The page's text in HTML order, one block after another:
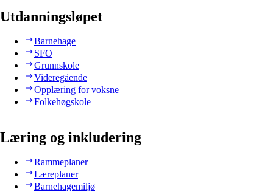
Utdanningsløpet
Barnehage
SFO
Grunnskole
Videregående
Opplæring for voksne
Folkehøgskole
Læring og inkludering
Rammeplaner
Læreplaner
Barnehagemiljø